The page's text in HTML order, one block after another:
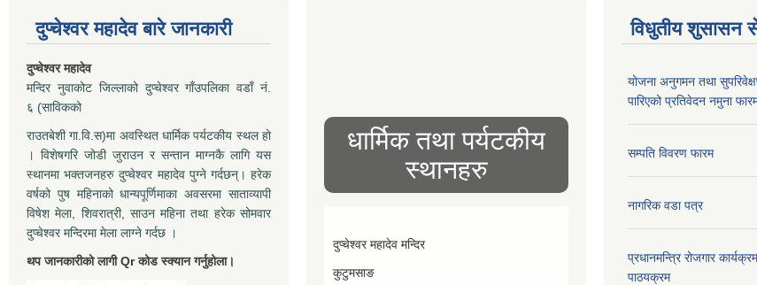
दुप्चेश्वर महादेव बारे जानकारी
दुप्चेश्वर महादेव
मन्दिर नुवाकोट जिल्लाको दुप्चेश्वर गाँउपलिका वडाँ नं.
६ (साविकको
राउतबेशी गा.वि.स)मा अवस्थित धार्मिक पर्यटकीय स्थल हो
। विशेषगरि जोडी जुराउन र सन्तान माग्नकै लागि यस
स्थानमा भक्तजनहरु दुप्चेश्वर महादेव पुग्ने गर्दछन्। हरेक
वर्षको पुष महिनाको धान्यपूर्णिमाका अवसरमा साताव्यापी
विषेश मेला, शिवरात्री, साउन महिना तथा हरेक सोमवार
दुप्चेश्वर मन्दिरमा मेला लाग्ने गर्दछ ।
थप जानकारीको लागी Qr कोड स्क्यान गर्नुहोला।
धार्मिक तथा पर्यटकीय
स्थानहरु
दुप्चेश्वर महादेव मन्दिर
कुटुमसाङ
विधुतीय शुसासन
योजना अनुगमन तथा
पारिएको प्रतिवेदन नमुना
सम्पति विवरण फारम
नागरिक वडा पत्र
प्रधानमन्त्रि रोजगार
पाठयक्रम